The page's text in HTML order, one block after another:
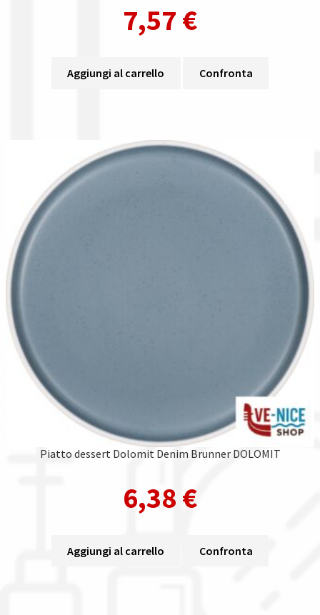
7,57 €
Aggiungi al carrello Confronta
Piatto dessert Dolomit Denim Brunner DOLOMIT
6,38 €
Aggiungi al carrello Confronta